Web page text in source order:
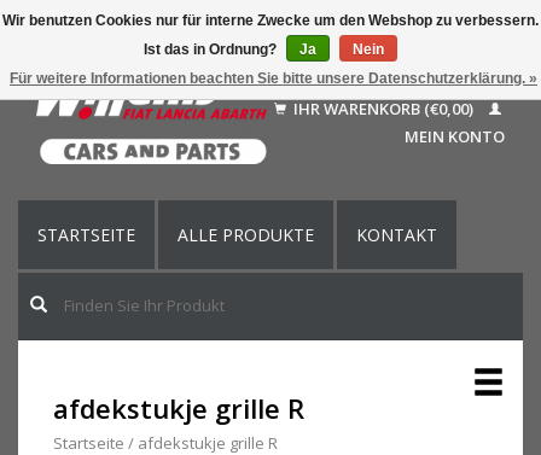
Nederlands
Français
English (US)
IHR WARENKORB (€0,00)
MEIN KONTO
STARTSEITE ALLE PRODUKTE KONTAKT
afdekstukje grille R
Startseite / afdekstukje grille R
Wir benutzen Cookies nur für interne Zwecke um den Webshop zu verbessern.
Ist das in Ordnung?
Ja
Nein
Für weitere Informationen beachten Sie bitte unsere Datenschutzerklärung. »